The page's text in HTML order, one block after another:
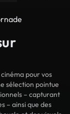
pour vos
sélection pointue
– capturant
– ainsi que des